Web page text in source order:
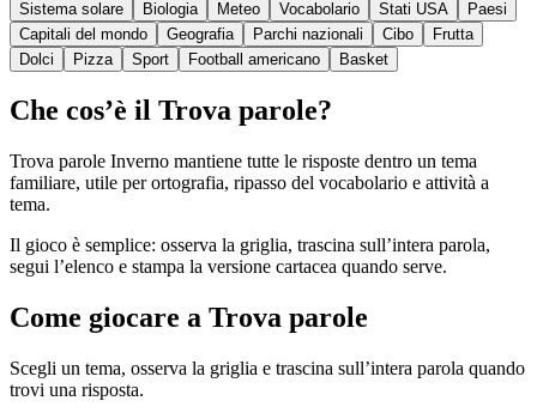
Sistema solare Biologia Meteo Vocabolario Stati USA
Paesi
Capitali del mondo
Geografia Parchi nazionali Cibo
Frutta
Dolci
Pizza Sport Football americano Basket
Che cos’è il Trova parole?
Trova parole Inverno mantiene tutte le risposte dentro un tema
familiare, utile per ortografia, ripasso del vocabolario e attività a
tema.
Il gioco è semplice: osserva la griglia, trascina sull’intera parola,
segui l’elenco e stampa la versione cartacea quando serve.
Come giocare a Trova parole
Scegli un tema, osserva la griglia e trascina sull’intera parola quando
trovi una risposta.